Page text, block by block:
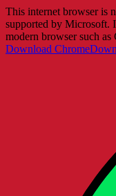
This internet browser is
supported by Microsoft.
modern browser such
Download Chrome